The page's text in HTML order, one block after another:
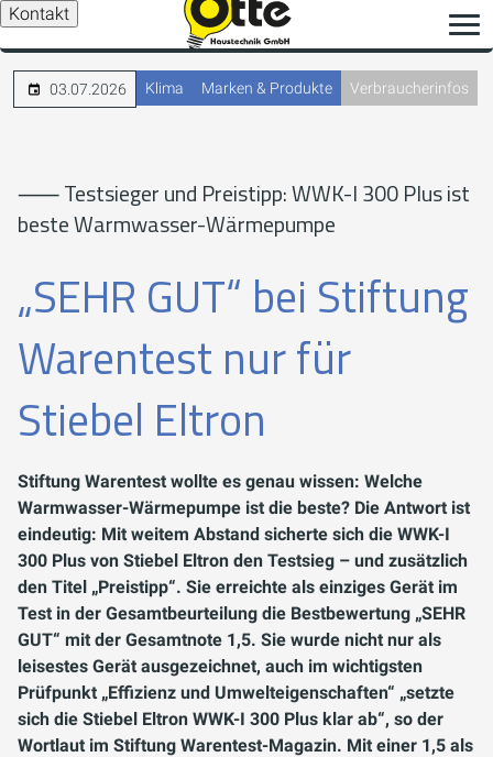
Kontakt
03.07.2026 Klima Marken & Produkte Verbraucherinfos
⸺ Testsieger und Preistipp: WWK-I 300 Plus ist
beste Warmwasser-Wärmepumpe
„SEHR GUT“ bei Stiftung
Warentest nur für
Stiebel Eltron
Stiftung Warentest wollte es genau wissen: Welche
Warmwasser-Wärmepumpe ist die beste? Die Antwort ist
eindeutig: Mit weitem Abstand sicherte sich die WWK-I
300 Plus von Stiebel Eltron den Testsieg – und zusätzlich
den Titel „Preistipp“. Sie erreichte als einziges Gerät im
Test in der Gesamtbeurteilung die Bestbewertung „SEHR
GUT“ mit der Gesamtnote 1,5. Sie wurde nicht nur als
leisestes Gerät ausgezeichnet, auch im wichtigsten
Prüfpunkt „Effizienz und Umwelteigenschaften“ „setzte
sich die Stiebel Eltron WWK-I 300 Plus klar ab“, so der
Wortlaut im Stiftung Warentest-Magazin. Mit einer 1,5 als